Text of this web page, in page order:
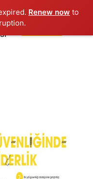
Renew now to
Kapat